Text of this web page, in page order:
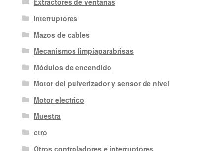
Extractores de ventanas
Interruptores
Mazos de cables
Mecanismos limpiaparabrisas
Módulos de encendido
Motor del pulverizador y sensor de nivel
Motor electrico
Muestra
otro
Otros controladores e interruptores